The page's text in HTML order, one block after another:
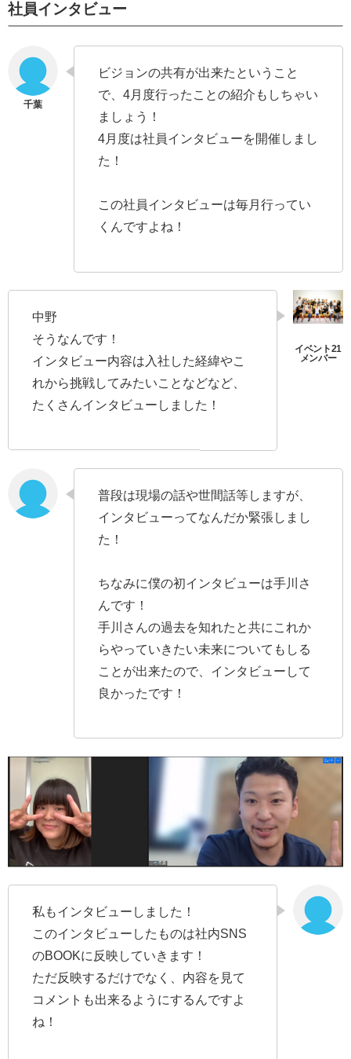
社員インタビュー
ビジョンの共有が出来たということ
で、4月度行ったことの紹介もしちゃい
ましょう！
4月度は社員インタビューを開催しまし
た！
この社員インタビューは毎月行ってい
くんですよね！
中野
そうなんです！
インタビュー内容は入社した経緯やこ
れから挑戦してみたいことなどなど、
たくさんインタビューしました！
普段は現場の話や世間話等しますが、
インタビューってなんだか緊張しまし
た！
ちなみに僕の初インタビューは手川さ
んです！
手川さんの過去を知れたと共にこれか
らやっていきたい未来についてもしる
ことが出来たので、インタビューして
良かったです！
私もインタビューしました！
このインタビューしたものは社内SNS
のBOOKに反映していきます！
ただ反映するだけでなく、内容を見て
コメントも出来るようにするんですよ
ね！